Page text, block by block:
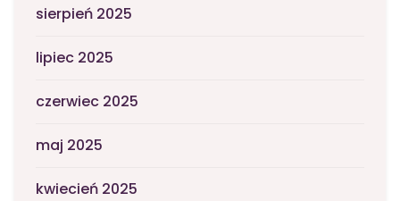
sierpień 2025
lipiec 2025
czerwiec 2025
maj 2025
kwiecień 2025